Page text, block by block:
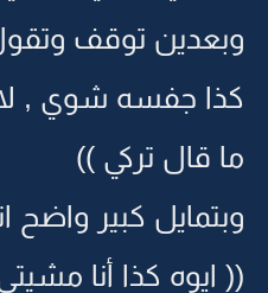
وبعدين توقف
كذا جفسه شوي ,
ما قال تركي ))
وبتمايل كبير
(( ايوه كذا أنا